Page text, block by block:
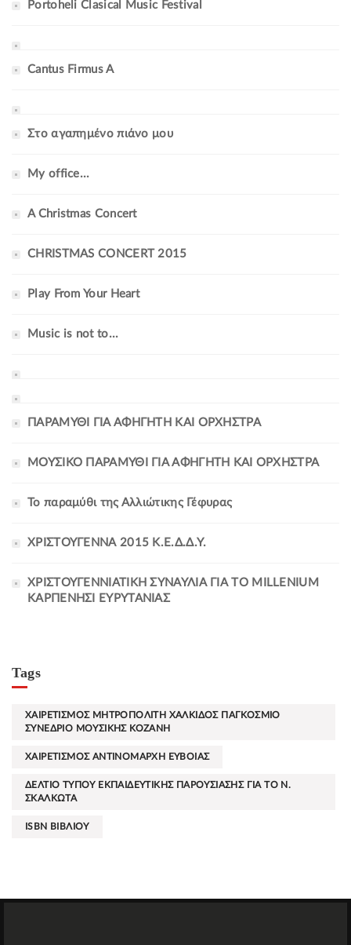
Portoheli Clasical Music Festival
Cantus Firmus A
Στο αγαπημένο πιάνο μου
My office...
A Christmas Concert
CHRISTMAS CONCERT 2015
Play From Your Heart
Music is not to...
ΠΑΡΑΜΥΘΙ ΓΙΑ ΑΦΗΓΗΤΗ ΚΑΙ ΟΡΧΗΣΤΡΑ
ΜΟΥΣΙΚΟ ΠΑΡΑΜΥΘΙ ΓΙΑ ΑΦΗΓΗΤΗ ΚΑΙ ΟΡΧΗΣΤΡΑ
Το παραμύθι της Αλλιώτικης Γέφυρας
ΧΡΙΣΤΟΥΓΕΝΝΑ 2015 Κ.Ε.Δ.Δ.Υ.
ΧΡΙΣΤΟΥΓΕΝΝΙΑΤΙΚΗ ΣΥΝΑΥΛΙΑ ΓΙΑ ΤΟ MILLENIUM
ΚΑΡΠΕΝΗΣΙ ΕΥΡΥΤΑΝΙΑΣ
Tags
ΧΑΙΡΕΤΙΣΜΟΣ ΜΗΤΡΟΠΟΛΙΤΗ ΧΑΛΚΙΔΟΣ ΠΑΓΚΟΣΜΙΟ
ΣΥΝΕΔΡΙΟ ΜΟΥΣΙΚΗΣ ΚΟΖΑΝΗ
ΧΑΙΡΕΤΙΣΜΟΣ ΑΝΤΙΝΟΜΑΡΧΗ ΕΥΒΟΙΑΣ
ΔΕΛΤΙΟ ΤΥΠΟΥ ΕΚΠΑΙΔΕΥΤΙΚΗΣ ΠΑΡΟΥΣΙΑΣΗΣ ΓΙΑ ΤΟ Ν.
ΣΚΑΛΚΩΤΑ
ISBN ΒΙΒΛΙΟΥ